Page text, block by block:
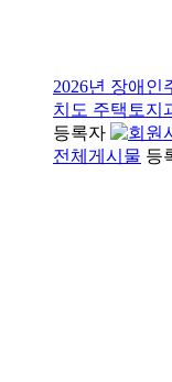
2026년 장애인
치도 주택토지
등록자
전체게시물 등